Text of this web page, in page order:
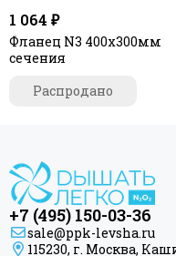
1 064 ₽
Фланец N3 400х300мм
сечения
Распродано
+7 (495) 150-03-36
sale@ppk-levsha.ru
115230, г. Москва,